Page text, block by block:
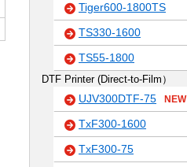
Tiger600-1800TS
TS330-1600
TS55-1800
DTF Printer (Direct-to-Film）
UJV300DTF-75 NEW
TxF300-1600
TxF300-75